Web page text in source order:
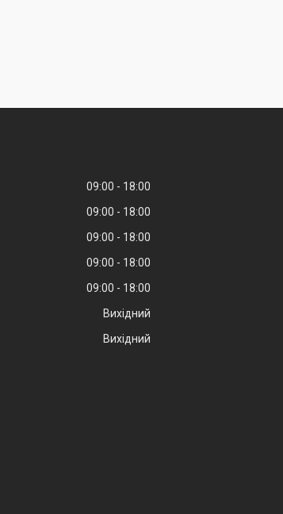
09:00
18:00
09:00
18:00
09:00
18:00
09:00
18:00
09:00
18:00
Вихідний
Вихідний